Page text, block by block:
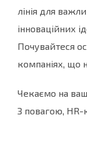
лінія для
інноваційних
Почувайтеся
компаніях, що
Чекаємо на
З повагою, HR-